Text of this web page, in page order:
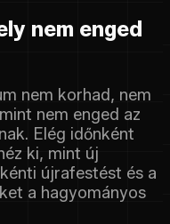
nem enged
nem korhad, nem
nem enged az
Elég időnként
ki, mint új
újrafestést és a
a hagyományos